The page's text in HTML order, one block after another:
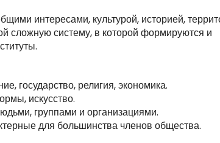
интересами, культурой, историей,
сложную систему, в которой формируются и
государство, религия, экономика.
искусство.
группами и организациями.
для большинства членов общества.